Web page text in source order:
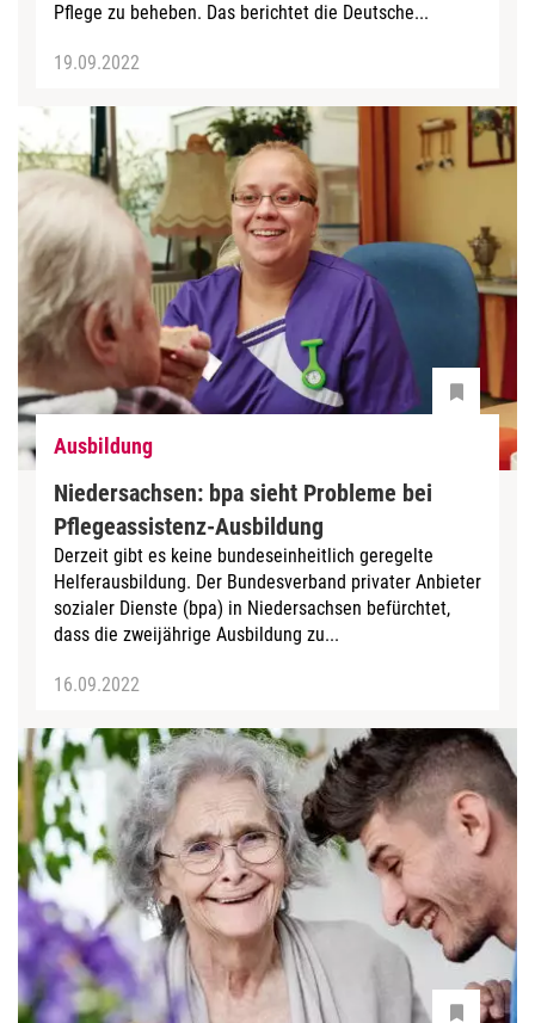
Pflege zu beheben. Das berichtet die Deutsche...
19.09.2022
Ausbildung
Niedersachsen: bpa sieht Probleme bei
Pflegeassistenz-Ausbildung
Derzeit gibt es keine bundeseinheitlich geregelte
Helferausbildung. Der Bundesverband privater Anbieter
sozialer Dienste (bpa) in Niedersachsen befürchtet,
dass die zweijährige Ausbildung zu...
16.09.2022